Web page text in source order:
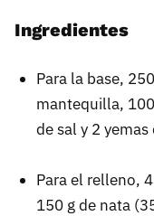
Ingredientes
Para la base,
mantequilla,
de sal y 2 yemas
Para el relleno,
150 g de nata